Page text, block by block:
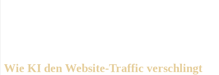
Wie KI den Website-Traffic verschlingt